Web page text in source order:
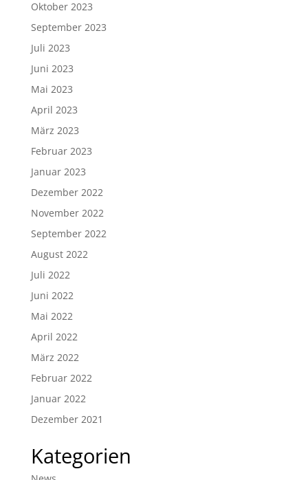
Oktober 2023
September 2023
Juli 2023
Juni 2023
Mai 2023
April 2023
März 2023
Februar 2023
Januar 2023
Dezember 2022
November 2022
September 2022
August 2022
Juli 2022
Juni 2022
Mai 2022
April 2022
März 2022
Februar 2022
Januar 2022
Dezember 2021
Kategorien